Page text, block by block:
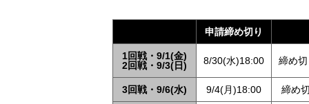
申請締め切り
1回戦・9/1(金)
2回戦・9/3(日)
8/30(水)18:00 締め
3回戦・9/6(水) 9/4(月)18:00 締め